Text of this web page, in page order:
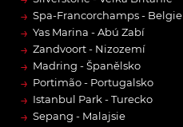
→ Spa-Francorchamps - Belgie
→ Yas Marina - Abú Zabí
→ Zandvoort - Nizozemí
→ Madring - Španělsko
→ Portimão - Portugalsko
→ Istanbul Park - Turecko
→ Sepang - Malajsie